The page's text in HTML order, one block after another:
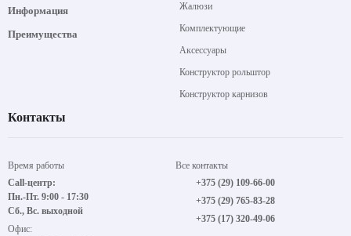
Информация
Преимущества
Жалюзи
Комплектующие
Аксессуары
Конструктор рольштор
Конструктор карнизов
Контакты
Время работы
Call-центр:
Пн.-Пт. 9:00 - 17:30
Сб., Вс. выходной
Офис:
Все контакты
+375 (29) 109-66-00
+375 (29) 765-83-28
+375 (17) 320-49-06